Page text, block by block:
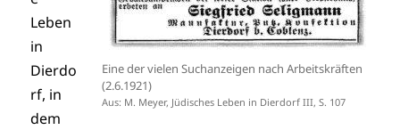
Eine der vielen Suchanzeigen nach Arbeitskräften
(2.6.1921)
Aus: M. Meyer, Jüdisches Leben in Dierdorf III, S. 107
Leben
in
Dierdo
rf, in
dem